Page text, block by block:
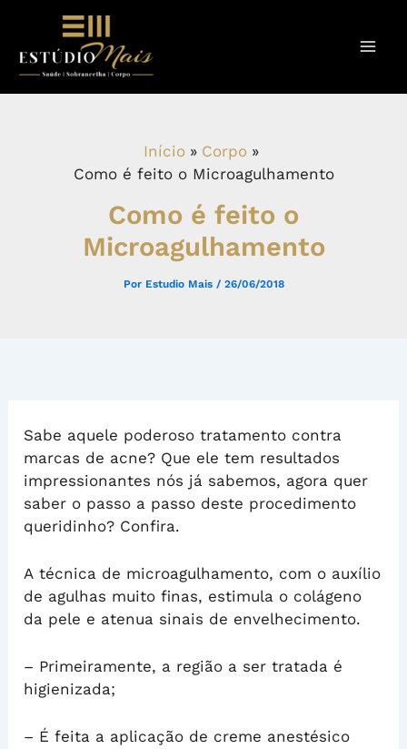
conteúdo
Início
Corpo
Como é feito o Microagulhamento
Como é feito o
Microagulhamento
Por Estudio Mais / 26/06/2018
Sabe aquele poderoso tratamento contra
marcas de acne? Que ele tem resultados
impressionantes nós já sabemos, agora quer
saber o passo a passo deste procedimento
queridinho? Confira.
A técnica de microagulhamento, com o auxílio
de agulhas muito finas, estimula o colágeno
da pele e atenua sinais de envelhecimento.
– Primeiramente, a região a ser tratada é
higienizada;
– É feita a aplicação de creme anestésico